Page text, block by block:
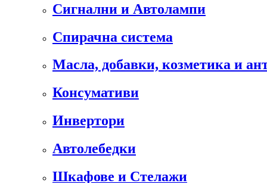
Сигнални и Автолампи
Спирачна система
Масла, добавки, козметика и
Консумативи
Инвертори
Автолебедки
Шкафове и Стелажи